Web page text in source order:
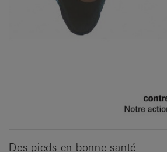
Des pieds en bonne santé